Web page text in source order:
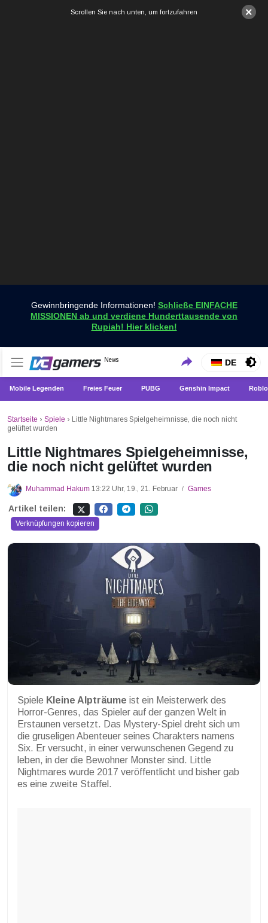
×
Scrollen Sie nach unten, um fortzufahren
Gewinnbringende Informationen! Schließe EINFACHE
MISSIONEN ab und verdiene Hunderttausende von
Rupiah! Hier klicken!
VCGamers-Neuigkeiten
News
Holen Sie sich die neuesten Spielnachrichten nur bei
VCGamers
DE
Mobile Legenden Freies Feuer PUBG Genshin Impact
Startseite › Spiele › Little Nightmares Spielgeheimnisse, die noch nicht
gelüftet wurden
Little Nightmares Spielgeheimnisse,
die noch nicht gelüftet wurden
Muhammad Hakum 13:22 Uhr, 19., 21. Februar / Games
Artikel teilen:
Verknüpfungen kopieren
Spiele Kleine Alpträume ist ein Meisterwerk des
Horror-Genres, das Spieler auf der ganzen Welt in
Erstaunen versetzt. Das Mystery-Spiel dreht sich um
die gruseligen Abenteuer seines Charakters namens
Six. Er versucht, in einer verwunschenen Gegend zu
leben, in der die Bewohner Monster sind. Little
Nightmares wurde 2017 veröffentlicht und bisher gab
es eine zweite Staffel.